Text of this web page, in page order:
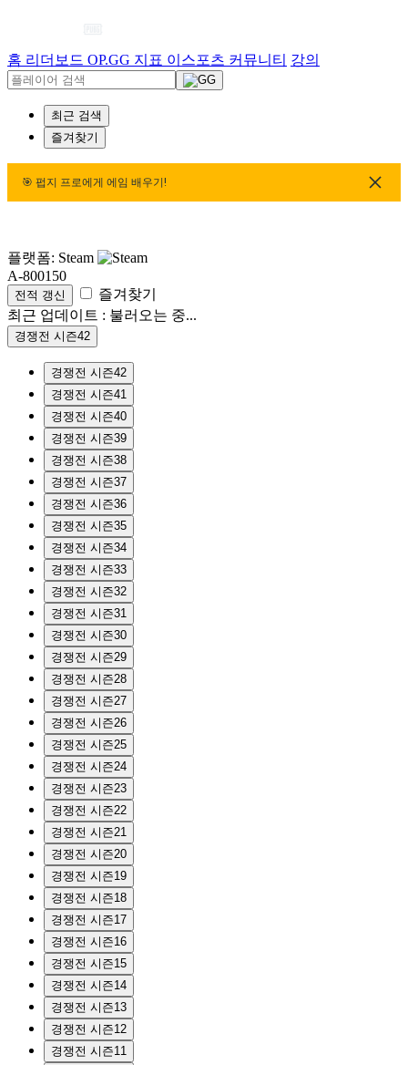
홈 리더보드 OP.GG 지표 이스포츠 커뮤니티 강의
최근 검색
즐겨찾기
🎯 펍지 프로에게 에임 배우기!
플랫폼: Steam
A-800150
전적 갱신
즐겨찾기
최근 업데이트 : 불러오는 중...
경쟁전 시즌42
경쟁전 시즌42
경쟁전 시즌41
경쟁전 시즌40
경쟁전 시즌39
경쟁전 시즌38
경쟁전 시즌37
경쟁전 시즌36
경쟁전 시즌35
경쟁전 시즌34
경쟁전 시즌33
경쟁전 시즌32
경쟁전 시즌31
경쟁전 시즌30
경쟁전 시즌29
경쟁전 시즌28
경쟁전 시즌27
경쟁전 시즌26
경쟁전 시즌25
경쟁전 시즌24
경쟁전 시즌23
경쟁전 시즌22
경쟁전 시즌21
경쟁전 시즌20
경쟁전 시즌19
경쟁전 시즌18
경쟁전 시즌17
경쟁전 시즌16
경쟁전 시즌15
경쟁전 시즌14
경쟁전 시즌13
경쟁전 시즌12
경쟁전 시즌11